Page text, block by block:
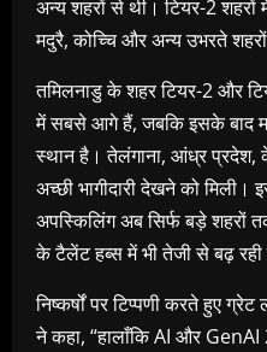
अन्य शहरों से थी। टियर-2 शहरों
मदुरै, कोच्चि और अन्य उभरते
तमिलनाडु के शहर टियर-2 और
में सबसे आगे हैं, जबकि इसके बाद
स्‍थान है। तेलंगाना, आंध्र प्रदेश,
अच्छी भागीदारी देखने को
अपस्किलिंग अब सिर्फ बड़े शहरों
के टैलेंट हब्स में भी तेजी से बढ़ रही
निष्कर्षों पर टिप्पणी करते हुए
ने कहा, “हालाँकि AI और